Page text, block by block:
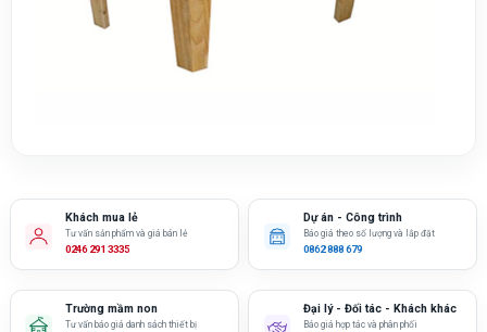
Khách mua lẻ
Tư vấn sản phẩm và giá bán lẻ
0246 291 3335
Dự án - Công trình
Báo giá theo số lượng và lắp đặt
0862 888 679
Trường mầm non
Tư vấn báo giá danh sách thiết bị
Đại lý - Đối tác - Khách khác
Báo giá hợp tác và phân phối